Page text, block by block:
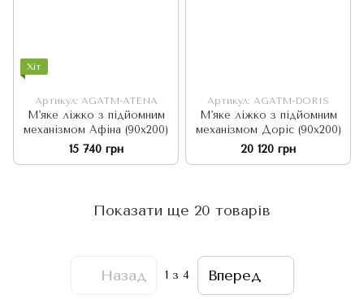
Хіт
Артикул: AGATM-ATENA
М'яке ліжко з підйомним
механізмом Афіна (90х200)
15 740 грн
Артикул: AGATM-DORIS
М'яке ліжко з підйомним
механізмом Доріс (90х200)
20 120 грн
Показати ще 20 товарів
Назад 1 з 4 Вперед